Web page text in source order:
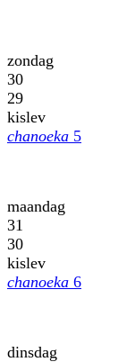
zondag
30
29
kislev
chanoeka 5
maandag
31
30
kislev
chanoeka 6
dinsdag